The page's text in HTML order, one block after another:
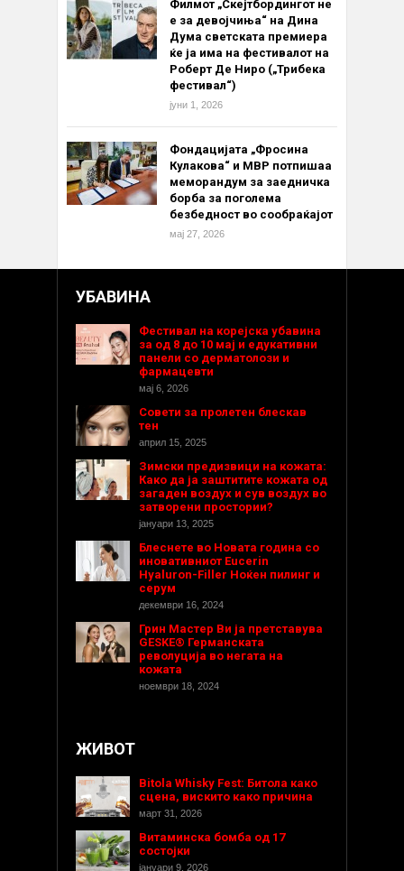
Филмот „Скејтбордингот не
е за девојчиња“ на Дина
Дума светската премиера
ќе ја има на фестивалот на
Роберт Де Ниро („Трибека
фестивал“)
јуни 1, 2026
Фондацијата „Фросина
Кулакова“ и МВР потпишаа
меморандум за заедничка
борба за поголема
безбедност во сообраќајот
мај 27, 2026
УБАВИНА
Фестивал на корејска убавина
за од 8 до 10 мај и едукативни
панели со дерматолози и
фармацевти
мај 6, 2026
Совети за пролетен блескав
тен
април 15, 2025
Зимски предизвици на кожата:
Како да ја заштитите кожата од
загаден воздух и сув воздух во
затворени простории?
јануари 13, 2025
Блеснете во Новата година со
иновативниот Eucerin
Hyaluron-Filler Ноќен пилинг и
серум
декември 16, 2024
Грин Мастер Ви ја претставува
GESKE® Германската
револуција во негата на
кожата
ноември 18, 2024
ЖИВОТ
Bitola Whisky Fest: Битола како
сцена, вискито како причина
март 31, 2026
Витаминска бомба од 17
состојки
јануари 9, 2026